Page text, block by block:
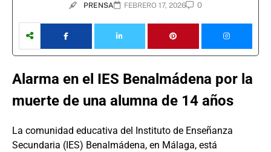
PRENSA FEBRERO 17, 2026 0
Alarma en el IES Benalmádena por la
muerte de una alumna de 14 años
La comunidad educativa del Instituto de Enseñanza
Secundaria (IES) Benalmádena, en Málaga, está